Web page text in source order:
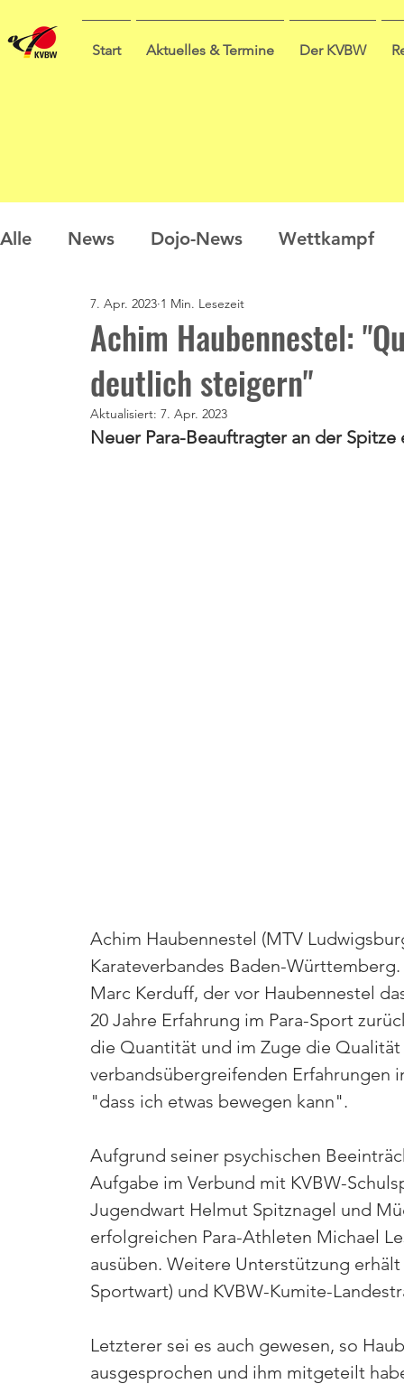
Start Aktuelles & Termine Der KVBW
Alle News Dojo-News Wettkampf
Nachwuchs Prüfungen
Sommercamp Umfrage
Achim Haubennestel:
deutlich steigern"
7. Apr. 2023 1 Min. Lesezeit
Aktualisiert: 7. Apr. 2023
Neuer Para-Beauftragter an der Spitze
Achim Haubennestel (MTV
Karateverbandes Baden-
Marc Kerduff, der vor Haubennestel
20 Jahre Erfahrung im Para-Sport
die Quantität und im Zuge die
verbandsübergreifenden Erfahrungen
"dass ich etwas bewegen kann".
Aufgrund seiner psychischen
Aufgabe im Verbund mit KVBW-
Jugendwart Helmut Spitznagel und
erfolgreichen Para-Athleten Michael
ausüben. Weitere Unterstützung
Sportwart) und KVBW-Kumite-
Letzterer sei es auch gewesen, so
ausgesprochen und ihm mitgeteilt